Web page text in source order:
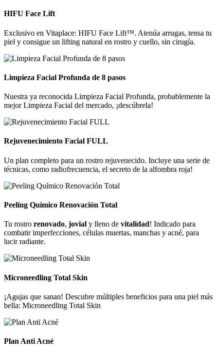
HIFU Face Lift
Exclusivo en Vitaplace: HIFU Face Lift™. Atenúa arrugas, tensa tu
piel y consigue un lifting natural en rostro y cuello, sin cirugía.
Limpieza Facial Profunda de 8 pasos
Nuestra ya reconocida Limpieza Facial Profunda, probablemente la
mejor Limpieza Facial del mercado, ¡descúbrela!
Rejuvenecimiento Facial FULL
Un plan completo para un rostro rejuvenecido. Incluye una serie de
técnicas, como radiofrecuencia, el secreto de la alfombra roja!
Peeling Químico Renovación Total
Tu rostro renovado, jovial y lleno de vitalidad! Indicado para
combatir imperfecciones, células muertas, manchas y acné, para
lucir radiante.
Microneedling Total Skin
¡Agujas que sanan! Descubre múltiples beneficios para una piel más
bella: Microneedling Total Skin
Plan Anti Acné